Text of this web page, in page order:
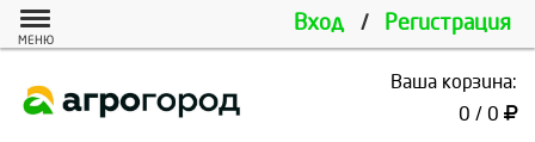
Вход / Регистрация
МЕНЮ
Ваша корзина:
0 / 0